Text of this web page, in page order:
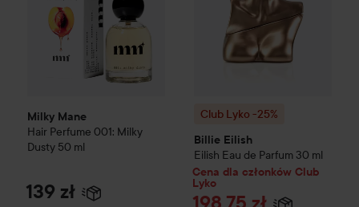
Milky Mane
Hair Perfume 001: Milky
Dusty 50 ml
139 zł
Club Lyko -25%
Billie Eilish
Eilish Eau de Parfum 30 ml
Cena dla członków Club
Lyko